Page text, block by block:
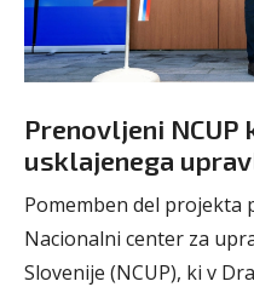
Prenovljeni NCUP
usklajenega
Pomemben del projekta
Nacionalni center za
Slovenije (NCUP), ki v